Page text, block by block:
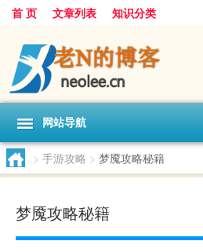
首 页 文章列表 知识分类
网站导航
> 手游攻略 > 梦魇攻略秘籍
梦魇攻略秘籍